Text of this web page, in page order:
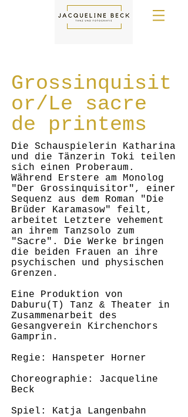
Grossinquisit
or/Le sacre
de printems
Die Schauspielerin Katharina
und die Tänzerin Toki teilen
sich einen Proberaum.
Während Erstere am Monolog
"Der Grossinquisitor", einer
Sequenz aus dem Roman "Die
Brüder Karamasow" feilt,
arbeitet Letztere vehement
an ihrem Tanzsolo zum
"Sacre". Die Werke bringen
die beiden Frauen an ihre
psychischen und physischen
Grenzen.
Eine Produktion von
Daburu(T) Tanz & Theater in
Zusammenarbeit des
Gesangverein Kirchenchors
Gamprin.
Regie: Hanspeter Horner
Choreographie: Jacqueline
Beck
Spiel: Katja Langenbahn